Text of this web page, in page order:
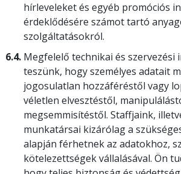
hírleveleket és egyéb promóciós
érdeklődésére számot tartó
szolgáltatásokról.
6.4. Megfelelő technikai és szervezési
teszünk, hogy személyes adatait
jogosulatlan hozzáféréstől vagy
véletlen elvesztéstől,
megsemmisítéstől. Staffjaink,
munkatársai kizárólag a
alapján férhetnek az adatokhoz,
kötelezettségek vállalásával. Ön